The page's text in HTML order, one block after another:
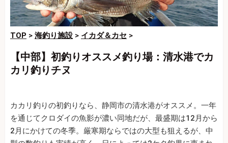
TOP > 海釣り施設 > イカダ＆カセ >
【中部】初釣りオススメ釣り場：清水港でカ
カリ釣りチヌ
カカリ釣りの初釣りなら、静岡市の清水港がオススメ。一年
を通じてクロダイの魚影が濃い同地だが、最盛期は12月から
2月にかけての冬季。厳寒期ならではの大型も狙えるが、中